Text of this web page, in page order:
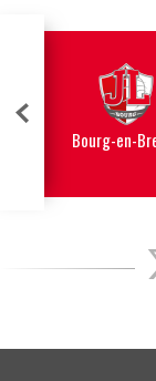
Bourg-en-